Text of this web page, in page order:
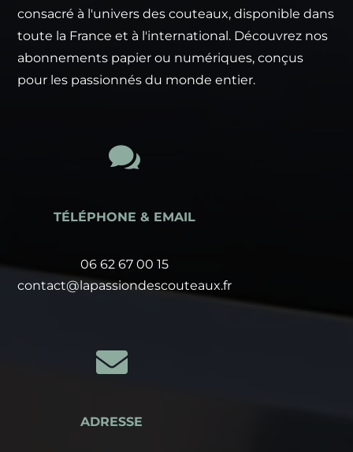
consacré à l'univers des couteaux, disponible dans
toute la France et à l'international. Découvrez nos
abonnements papier ou numériques, conçus
pour les passionnés du monde entier.

TÉLÉPHONE & EMAIL
06 62 67 00 15
contact@lapassiondescouteaux.fr

ADRESSE